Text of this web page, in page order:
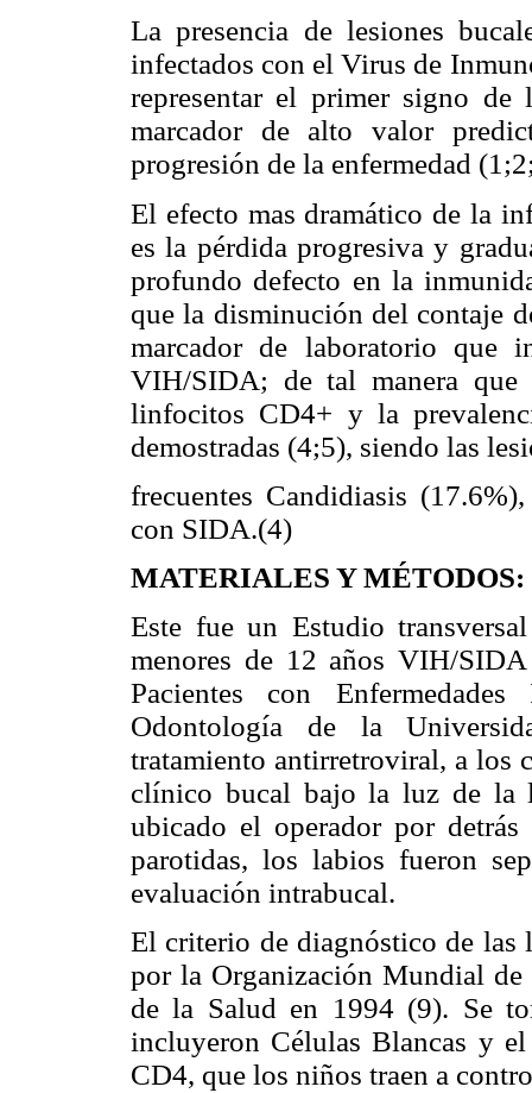
La presencia de lesiones
infectados con el Virus de
representar el primer signo de
marcador de alto valor
progresión de la enfermedad
El efecto mas dramático de la
es la pérdida progresiva y
profundo defecto en la
que la disminución del contaje
marcador de laboratorio que
VIH/SIDA; de tal manera que
linfocitos CD4+ y la
demostradas (4;5), siendo las
frecuentes Candidiasis
con SIDA.(4)
MATERIALES Y MÉTODOS:
Este fue un Estudio
menores de 12 años VIH/
Pacientes con
Odontología de la
tratamiento antirretroviral, a los
clínico bucal bajo la luz de la
ubicado el operador por
parotidas, los labios fueron
evaluación intrabucal.
El criterio de diagnóstico de las
por la Organización Mundial de
de la Salud en 1994 (9). Se
incluyeron Células Blancas y
CD4, que los niños traen a